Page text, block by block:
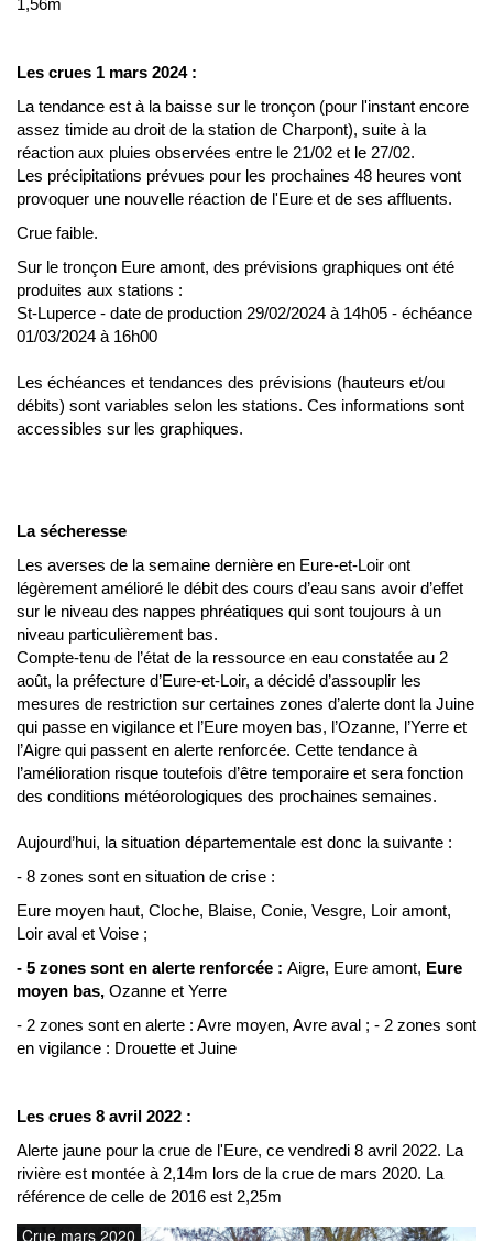
Les crues 1 mars 2024 :
La tendance est à la baisse sur le tronçon (pour l'instant encore
assez timide au droit de la station de Charpont), suite à la
réaction aux pluies observées entre le 21/02 et le 27/02.
Les précipitations prévues pour les prochaines 48 heures vont
provoquer une nouvelle réaction de l'Eure et de ses affluents.
Crue faible.
Sur le tronçon Eure amont, des prévisions graphiques ont été
produites aux stations :
St-Luperce - date de production 29/02/2024 à 14h05 - échéance
01/03/2024 à 16h00
Les échéances et tendances des prévisions (hauteurs et/ou
débits) sont variables selon les stations. Ces informations sont
accessibles sur les graphiques.
La sécheresse
Les averses de la semaine dernière en Eure-et-Loir ont
légèrement amélioré le débit des cours d’eau sans avoir d’effet
sur le niveau des nappes phréatiques qui sont toujours à un
niveau particulièrement bas.
Compte-tenu de l’état de la ressource en eau constatée au 2
août, la préfecture d’Eure-et-Loir, a décidé d’assouplir les
mesures de restriction sur certaines zones d’alerte dont la Juine
qui passe en vigilance et l’Eure moyen bas, l’Ozanne, l’Yerre et
l’Aigre qui passent en alerte renforcée. Cette tendance à
l’amélioration risque toutefois d’être temporaire et sera fonction
des conditions météorologiques des prochaines semaines.
Aujourd’hui, la situation départementale est donc la suivante :
- 8 zones sont en situation de crise :
Eure moyen haut, Cloche, Blaise, Conie, Vesgre, Loir amont,
Loir aval et Voise ;
- 5 zones sont en alerte renforcée : Aigre, Eure amont, Eure
moyen bas, Ozanne et Yerre
- 2 zones sont en alerte : Avre moyen, Avre aval ; - 2 zones sont
en vigilance : Drouette et Juine
Les crues 8 avril 2022 :
Alerte jaune pour la crue de l'Eure, ce vendredi 8 avril 2022. La
rivière est montée à 2,14m lors de la crue de mars 2020. La
référence de celle de 2016 est 2,25m
Crue mars 2020